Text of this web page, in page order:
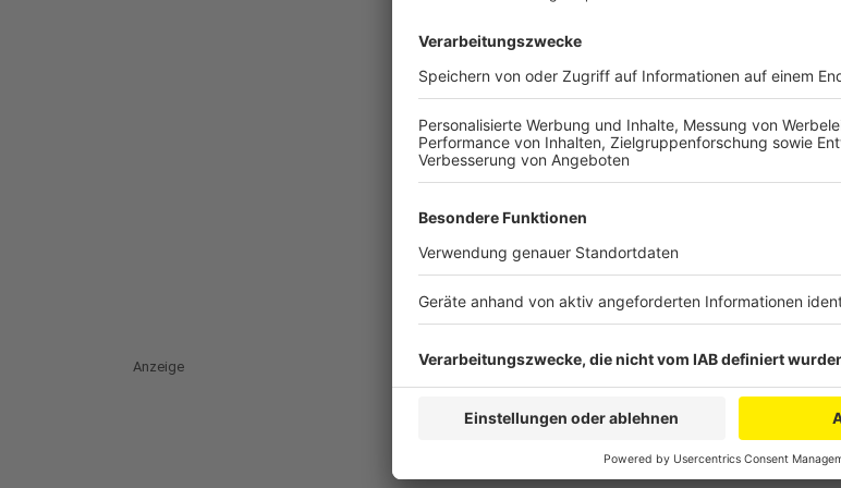
Dabei wurden laut Polizei sowohl
Medienberichten liegt der
wie stark es selbst bei dem
es nicht. Die Wasserschutzpolizei
Zusammenstoß gekommen ist.
Anzeige